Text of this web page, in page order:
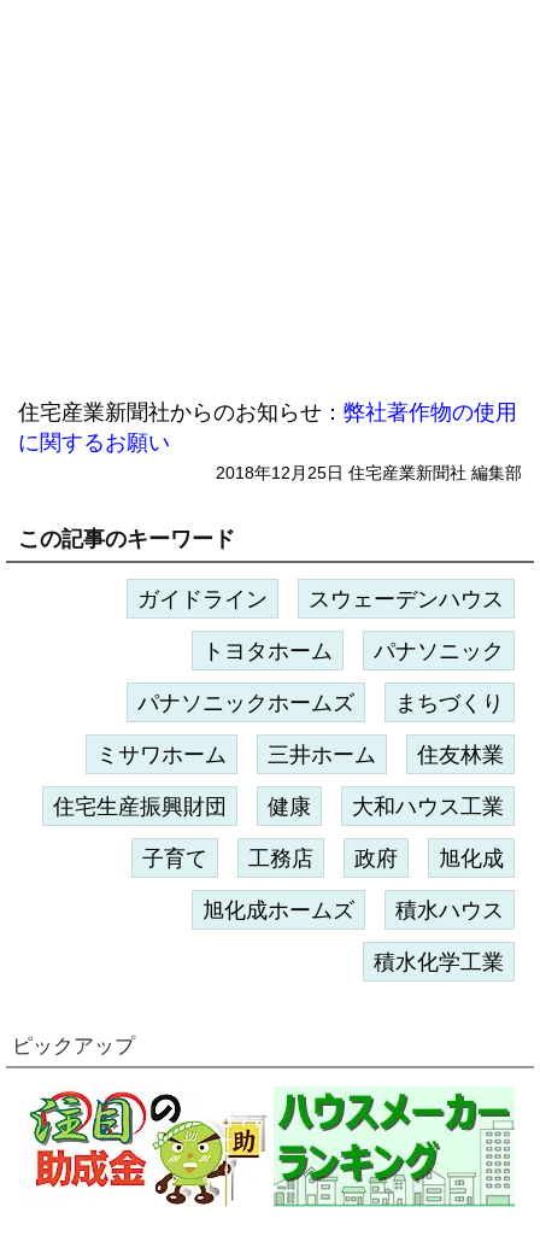
住宅産業新聞社からのお知らせ： 弊社著作物の使用
に関するお願い
2018年12月25日 住宅産業新聞社 編集部
この記事のキーワード
ガイドライン スウェーデンハウス
トヨタホーム パナソニック
パナソニックホームズ まちづくり
ミサワホーム 三井ホーム 住友林業
住宅生産振興財団 健康 大和ハウス工業
子育て 工務店 政府 旭化成
旭化成ホームズ 積水ハウス
積水化学工業
ピックアップ